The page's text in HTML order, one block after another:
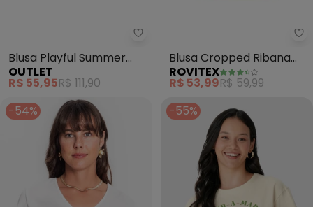
Outlet - Blusa Playful Summer
Blusa Playful Summer
Adulto Feminino (Rosa )
OUTLET
R$ 55,95R$ 111,90
Blusa Cropped Ribana
Básica (Verde)
ROVITEX
R$ 53,99R$ 59,99
-54%
-55%